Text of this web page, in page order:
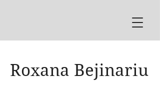
Roxana Bejinariu